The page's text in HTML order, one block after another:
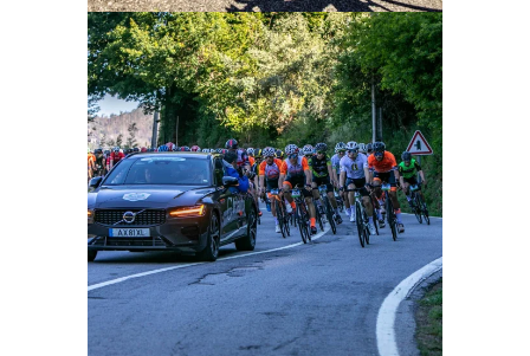
Ampliar